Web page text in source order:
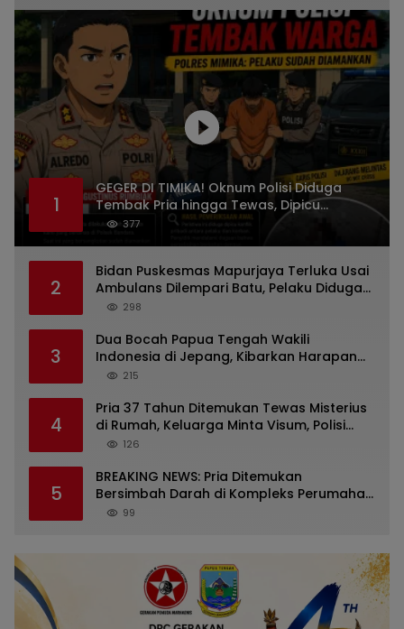
1
GEGER DI TIMIKA! Oknum Polisi Diduga
Tembak Pria hingga Tewas, Dipicu
Dugaan Persoalan Rumah Tangga
377
2
Bidan Puskesmas Mapurjaya Terluka Usai
Ambulans Dilempari Batu, Pelaku Diduga
Kelompok Mabuk di Jalan Poros Timika
298
3
Dua Bocah Papua Tengah Wakili
Indonesia di Jepang, Kibarkan Harapan
dari Mimika ke Panggung Dunia
215
4
Pria 37 Tahun Ditemukan Tewas Misterius
di Rumah, Keluarga Minta Visum, Polisi
Diminta Ungkap Penyebab Kematian
126
5
BREAKING NEWS: Pria Ditemukan
Bersimbah Darah di Kompleks Perumahan
RR Timika, Video Viral Gegerkan Warga
99